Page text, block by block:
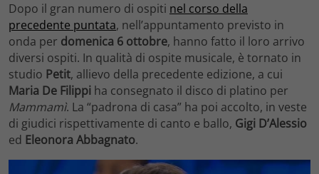
Dopo il gran numero di ospiti nel corso della
precedente puntata, nell’appuntamento previsto in
onda per domenica 6 ottobre, hanno fatto il loro arrivo
diversi ospiti. In qualità di ospite musicale, è tornato in
studio Petit, allievo della precedente edizione, a cui
Maria De Filippi ha consegnato il disco di platino per
Mammamì. La “padrona di casa” ha poi accolto, in veste
di giudici rispettivamente di canto e ballo, Gigi D’Alessio
ed Eleonora Abbagnato.